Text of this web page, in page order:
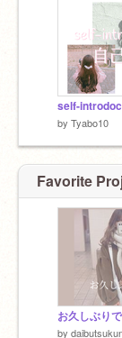
✎仲良くして
by Tyabo10
Favorite
お久しぶりで
by